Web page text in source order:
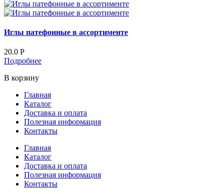
Иглы патефонные в ассортименте
20.0 Р
Подробнее
В корзину
Главная
Каталог
Доставка и оплата
Полезная информация
Контакты
Главная
Каталог
Доставка и оплата
Полезная информация
Контакты